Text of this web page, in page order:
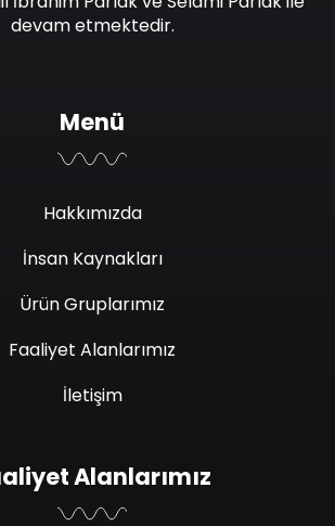
devam etmektedir.
Menü
Hakkımızda
İnsan Kaynakları
Ürün Gruplarımız
Faaliyet Alanlarımız
İletişim
Alanlarımız